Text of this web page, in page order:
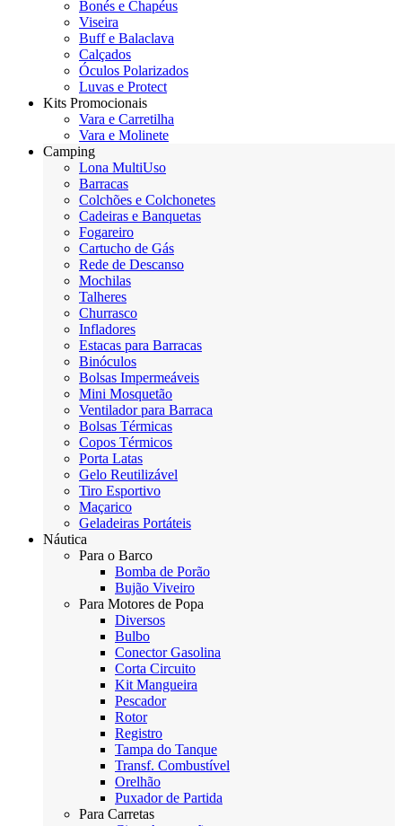
Bonés e Chapéus
Viseira
Buff e Balaclava
Calçados
Óculos Polarizados
Luvas e Protect
Kits Promocionais
Vara e Carretilha
Vara e Molinete
Camping
Lona MultiUso
Barracas
Colchões e Colchonetes
Cadeiras e Banquetas
Fogareiro
Cartucho de Gás
Rede de Descanso
Mochilas
Talheres
Churrasco
Infladores
Estacas para Barracas
Binóculos
Bolsas Impermeáveis
Mini Mosquetão
Ventilador para Barraca
Bolsas Térmicas
Copos Térmicos
Porta Latas
Gelo Reutilizável
Tiro Esportivo
Maçarico
Geladeiras Portáteis
Náutica
Para o Barco
Bomba de Porão
Bujão Viveiro
Para Motores de Popa
Diversos
Bulbo
Conector Gasolina
Corta Circuito
Kit Mangueira
Pescador
Rotor
Registro
Tampa do Tanque
Transf. Combustível
Orelhão
Puxador de Partida
Para Carretas